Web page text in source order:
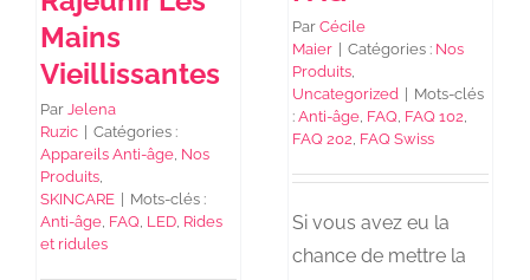
BEAUTÉ
À PROPOS
CONTACT
Mains
Vieillissantes
Par Jelena
Ruzic | Catégories :
Appareils Anti-âge Nos
Produits
SKINCARE | Mots-clés :
Anti-âge FAQ LED Rides
et ridules
ParCécile
Maier
Catégories : Nos
Produits,
Uncategorized
Mots-clés
:Anti-âge, FAQ, FAQ 102,
FAQ 202, FAQ Swiss
Si vous avez eu la
chance de mettre la